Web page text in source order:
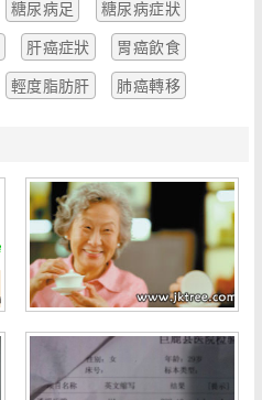
糖尿病足
糖尿病症狀
肝癌症狀
胃癌飲食
輕度脂肪肝 肺癌轉移